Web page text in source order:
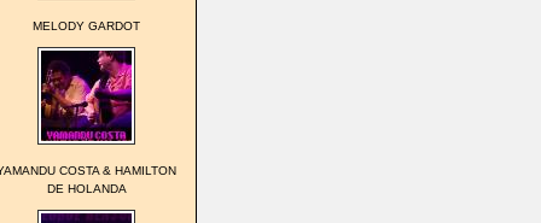
MELODY GARDOT
COSTA & HAMILTON
DE HOLANDA